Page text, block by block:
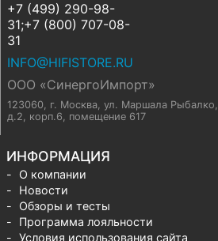
+7 (499) 290-98-
31;+7 (800) 707-08-
31
INFO@HIFISTORE.RU
ООО «СинергоИмпорт»
123060, г. Москва, ул. Маршала Рыбалко,
д.2, корп.6, помещение 617
ИНФОРМАЦИЯ
О компании
Новости
Обзоры и тесты
Программа лояльности
Условия использования сайта